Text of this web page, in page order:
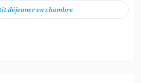
déjeuner en chambre